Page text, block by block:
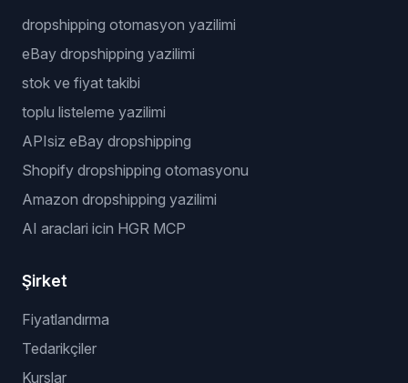
dropshipping otomasyon yazilimi
eBay dropshipping yazilimi
stok ve fiyat takibi
toplu listeleme yazilimi
APIsiz eBay dropshipping
Shopify dropshipping otomasyonu
Amazon dropshipping yazilimi
AI araclari icin HGR MCP
Şirket
Fiyatlandırma
Tedarikçiler
Kurslar